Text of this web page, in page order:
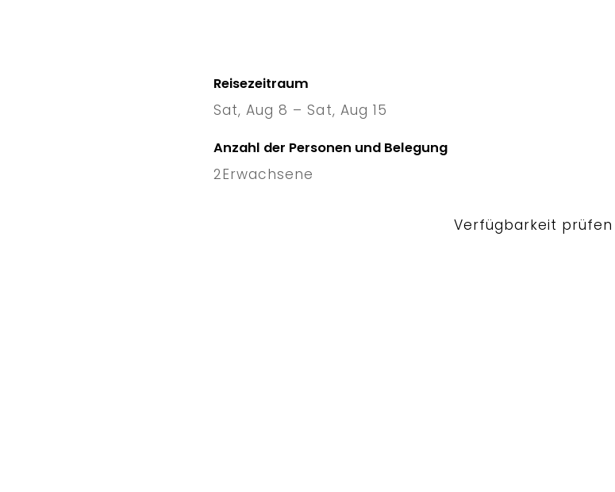
Reisezeitraum
Sat, Aug 8 – Sat, Aug 15
Anzahl der Personen und Belegung
2Erwachsene
Verfügbarkeit prüfen